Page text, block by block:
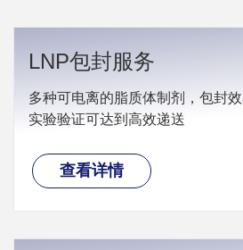
LNP包封服务
多种可电离的脂质体制剂，包封
实验验证可达到高效递送
查看详情